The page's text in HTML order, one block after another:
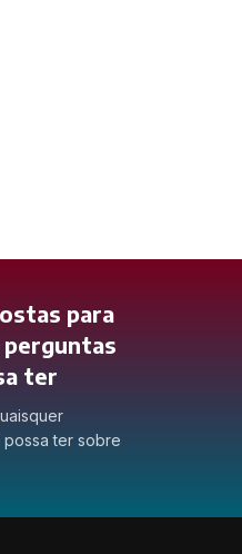
para
perguntas
ter
ter sobre